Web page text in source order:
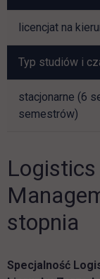
licencjat na
Typ studiów i
stacjonarne (6
semestrów)
Logistics
stopnia
Specjalność